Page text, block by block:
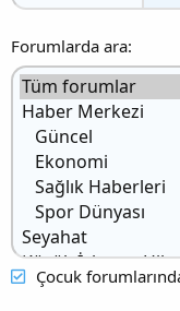
Forumlarda ara
Çocuk